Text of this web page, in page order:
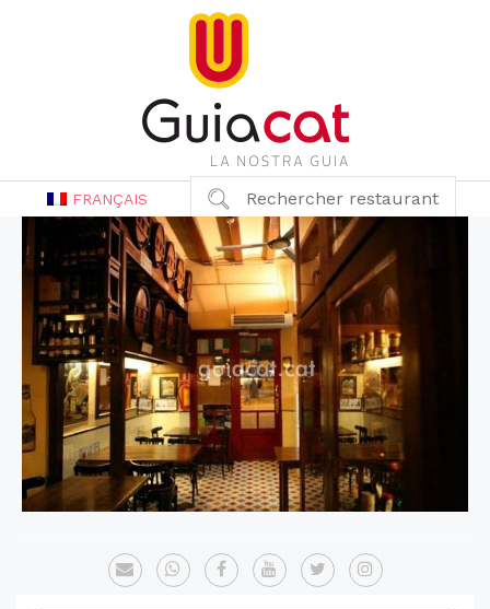
FRANÇAIS Rechercher restaurant